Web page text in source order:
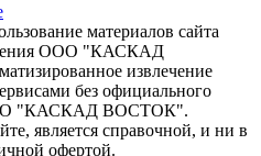
материалов сайта
ООО "КАСКАД
извлечение
без официального
"КАСКАД ВОСТОК".
является справочной, и ни в
офертой.